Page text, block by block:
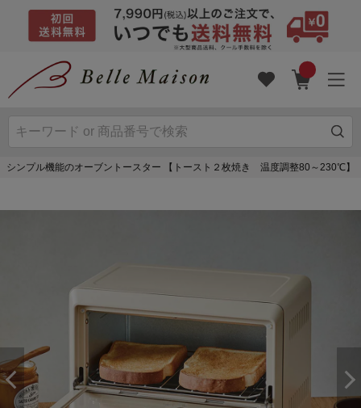
シンプル機能のオーブントースター 【トースト２枚焼き 温度調整80～230℃】